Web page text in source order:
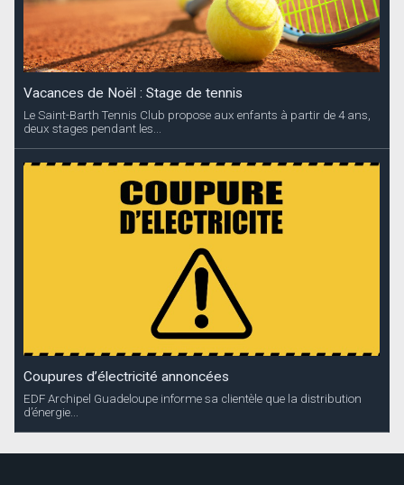
Vacances de Noël : Stage de tennis
Le Saint-Barth Tennis Club propose aux enfants à partir de 4 ans,
deux stages pendant les...
Coupures d’électricité annoncées
EDF Archipel Guadeloupe informe sa clientèle que la distribution
d’énergie...